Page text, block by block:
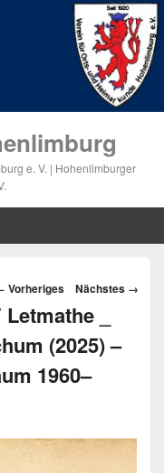
e. V. | Hohenlimburger
Vorheriges Nächstes →
_
(2025) –
1960–